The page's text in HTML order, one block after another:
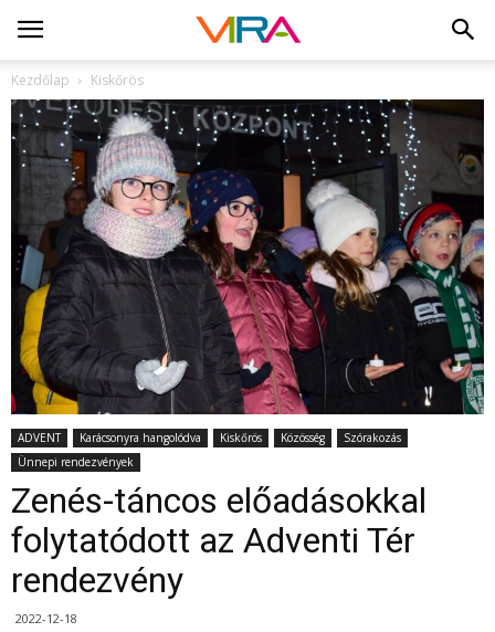
Kezdőlap Kiskőrös
ADVENT Karácsonyra hangolódva Kiskőrös Közösség
Szórakozás
Ünnepi rendezvények
Zenés-táncos előadásokkal
folytatódott az Adventi Tér
rendezvény
2022-12-18